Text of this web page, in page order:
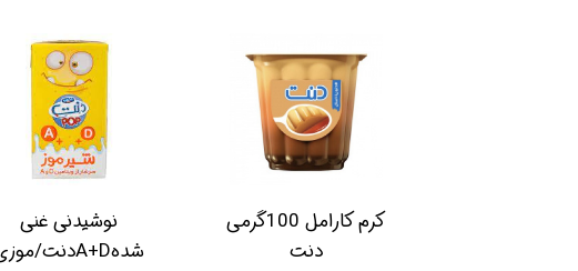
کرم کارامل 100گرمی
دنت
نوشیدنی غنی
شدهA+Dدنت/موزی